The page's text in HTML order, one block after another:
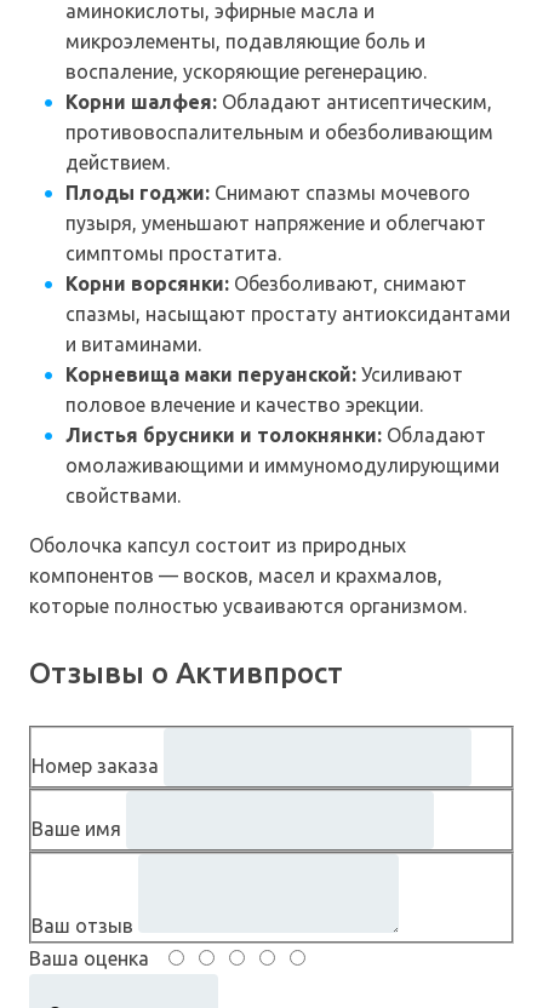
аминокислоты, эфирные масла и
микроэлементы, подавляющие боль и
воспаление, ускоряющие регенерацию.
Корни шалфея: Обладают антисептическим,
противовоспалительным и обезболивающим
действием.
Плоды годжи: Снимают спазмы мочевого
пузыря, уменьшают напряжение и облегчают
симптомы простатита.
Корни ворсянки: Обезболивают, снимают
спазмы, насыщают простату антиоксидантами
и витаминами.
Корневища маки перуанской: Усиливают
половое влечение и качество эрекции.
Листья брусники и толокнянки: Обладают
омолаживающими и иммуномодулирующими
свойствами.
Оболочка капсул состоит из природных
компонентов — восков, масел и крахмалов,
которые полностью усваиваются организмом.
Отзывы о Активпрост
Номер заказа
Ваше имя
Ваш отзыв
Ваша оценка